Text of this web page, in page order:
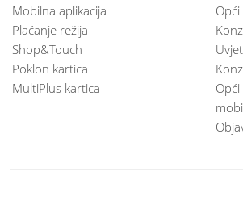
Mobilna aplikacija
Plaćanje režija
Shop&Touch
Poklon kartica
MultiPlus kartica